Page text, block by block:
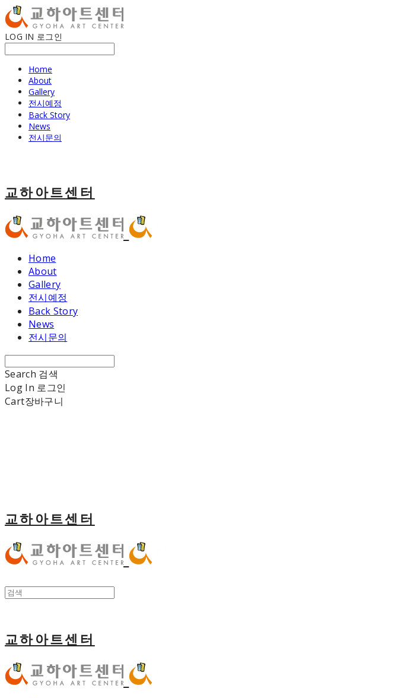
LOG IN 로그인
Home
About
Gallery
전시예정
Back Story
News
전시문의
교하아트센터
Home
About
Gallery
전시예정
Back Story
News
전시문의
Search 검색
Log In 로그인
Cart장바구니
교하아트센터
교하아트센터